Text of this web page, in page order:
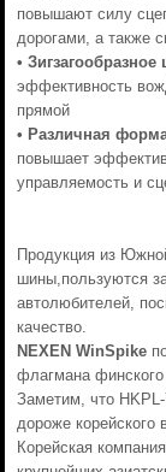
повышают силу
дорогами, а также
•
эффективность
прямой
• Различная
повышает
управляемость и
Продукция из
шины,пользуются
автолюбителей,
качество.
NEXEN WinSpike
флагмана
Заметим, что
дороже корейского
Корейская